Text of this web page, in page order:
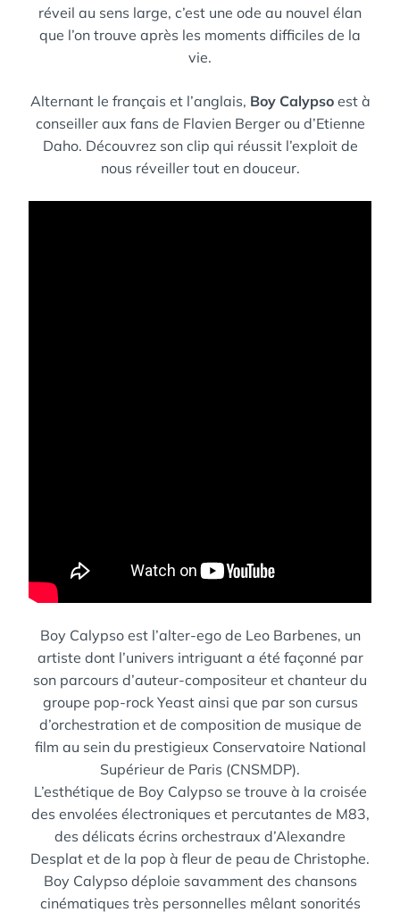
réveil au sens large, c’est une ode au nouvel élan
que l’on trouve après les moments difficiles de la
vie.
Alternant le français et l’anglais, Boy Calypsoest à
conseiller aux fans de Flavien Berger ou d’Etienne
Daho. Découvrez son clip qui réussit l’exploit de
nous réveiller tout en douceur.
Boy Calypso est l’alter-ego de Leo Barbenes, un
artiste dont l’univers intriguant a été façonné par
son parcours d’auteur-compositeur et chanteur du
groupe pop-rock Yeast ainsi que par son cursus
d’orchestration et de composition de musique de
film au sein du prestigieux Conservatoire National
Supérieur de Paris (CNSMDP).
L’esthétique de Boy Calypso se trouve à la croisée
des envolées électroniques et percutantes de M83,
des délicats écrins orchestraux d’Alexandre
Desplat et de la pop à fleur de peau de Christophe.
Boy Calypso déploie savamment des chansons
cinématiques très personnelles mêlant sonorités